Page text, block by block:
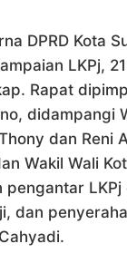
DPRD Kota
LKPj,
Rapat
didampangi
dan Reni
Wakil Wali
pengantar LKPj
dan